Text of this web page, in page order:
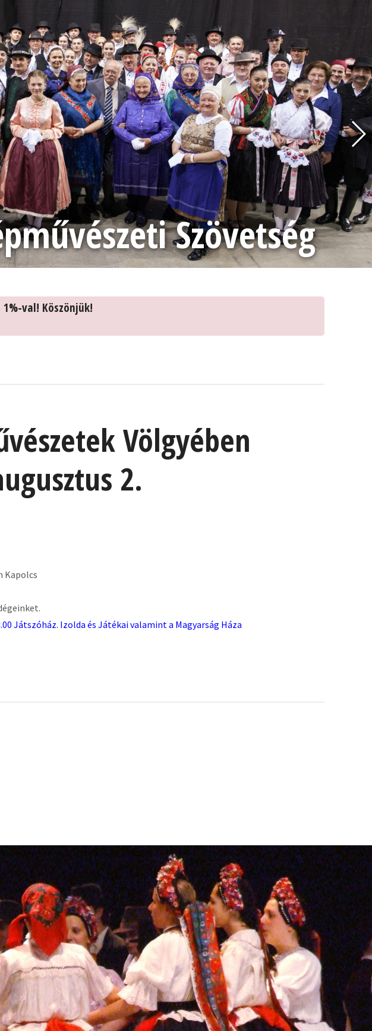
Szövetség
val! Köszönjük!
Völgyében
2.
Kapolcs
Játszóház. Izolda és Játékai valamint a Magyarság Háza